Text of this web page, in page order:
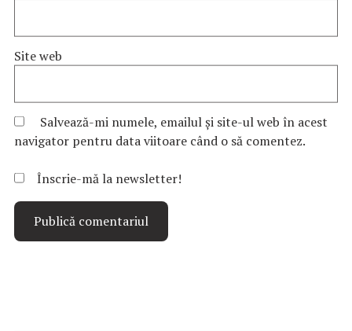
Site web
Salvează-mi numele, emailul și site-ul web în acest
navigator pentru data viitoare când o să comentez.
Înscrie-mă la newsletter!